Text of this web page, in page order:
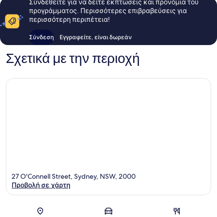
Συνδεθείτε για να δείτε εκπτώσεις και προνόμια του
προγράμματος. Περισσότερες επιβραβεύσεις για
περισσότερη περιπέτεια!
Σύνδεση Εγγραφείτε, είναι δωρεάν
Σχετικά με την περιοχή
Χάρτης
27 O'Connell Street, Sydney, NSW, 2000
Προβολή σε χάρτη